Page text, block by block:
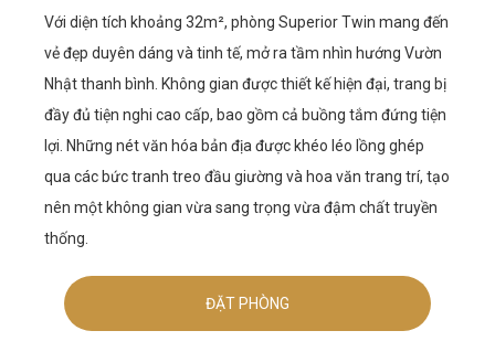
Với diện tích khoảng 32m², phòng Superior Twin mang đến
vẻ đẹp duyên dáng và tinh tế, mở ra tầm nhìn hướng Vườn
Nhật thanh bình. Không gian được thiết kế hiện đại, trang bị
đầy đủ tiện nghi cao cấp, bao gồm cả buồng tắm đứng tiện
lợi. Những nét văn hóa bản địa được khéo léo lồng ghép
qua các bức tranh treo đầu giường và hoa văn trang trí, tạo
nên một không gian vừa sang trọng vừa đậm chất truyền
thống.
ĐẶT PHÒNG